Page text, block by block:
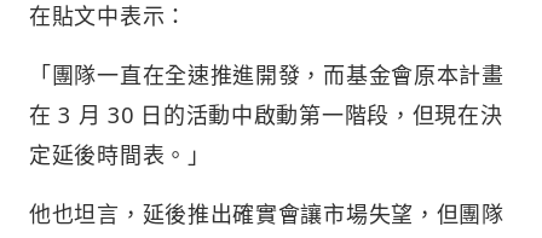
在貼文中表示：
「團隊一直在全速推進開發，而基金會原本計畫
在 3 月 30 日的活動中啟動第一階段，但現在決
定延後時間表。」
他也坦言，延後推出確實會讓市場失望，但團隊